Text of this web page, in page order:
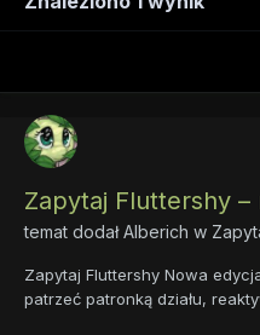
Zapytaj Fluttershy –
temat dodałAlberich w
Zapytaj Fluttershy Nowa
patrzeć patronką działu,